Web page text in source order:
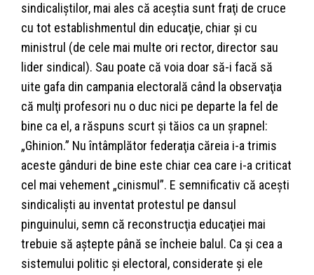
sindicaliştilor, mai ales că aceştia sunt fraţi de cruce
cu tot establishmentul din educaţie, chiar şi cu
ministrul (de cele mai multe ori rector, director sau
lider sindical). Sau poate că voia doar să-i facă să
uite gafa din campania electorală când la observaţia
că mulţi profesori nu o duc nici pe departe la fel de
bine ca el, a răspuns scurt şi tăios ca un şrapnel:
„Ghinion.” Nu întâmplător federaţia căreia i-a trimis
aceste gânduri de bine este chiar cea care i-a criticat
cel mai vehement „cinismul”. E semnificativ că aceşti
sindicalişti au inventat protestul pe dansul
pinguinului, semn că reconstrucţia educaţiei mai
trebuie să aştepte până se încheie balul. Ca şi cea a
sistemului politic şi electoral, considerate şi ele